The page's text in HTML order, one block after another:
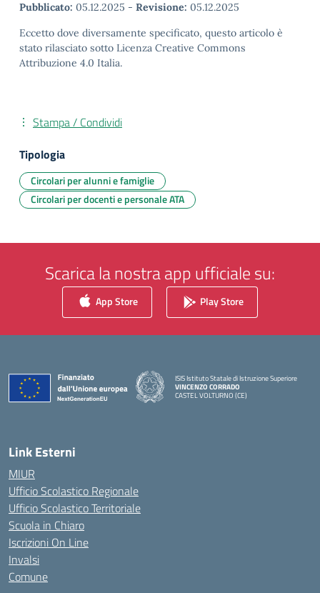
Pubblicato: 05.12.2025 - Revisione: 05.12.2025
Eccetto dove diversamente specificato, questo articolo è
stato rilasciato sotto Licenza Creative Commons
Attribuzione 4.0 Italia.
Stampa / Condividi
Tipologia
Circolari per alunni e famiglie
Circolari per docenti e personale ATA
Scarica la nostra app ufficiale su:
App Store Play Store
ISIS Istituto Statale di Istruzione Superiore
VINCENZO CORRADO
CASTEL VOLTURNO (CE)
Link Esterni
MIUR
Ufficio Scolastico Regionale
Ufficio Scolastico Territoriale
Scuola in Chiaro
Iscrizioni On Line
Invalsi
Comune